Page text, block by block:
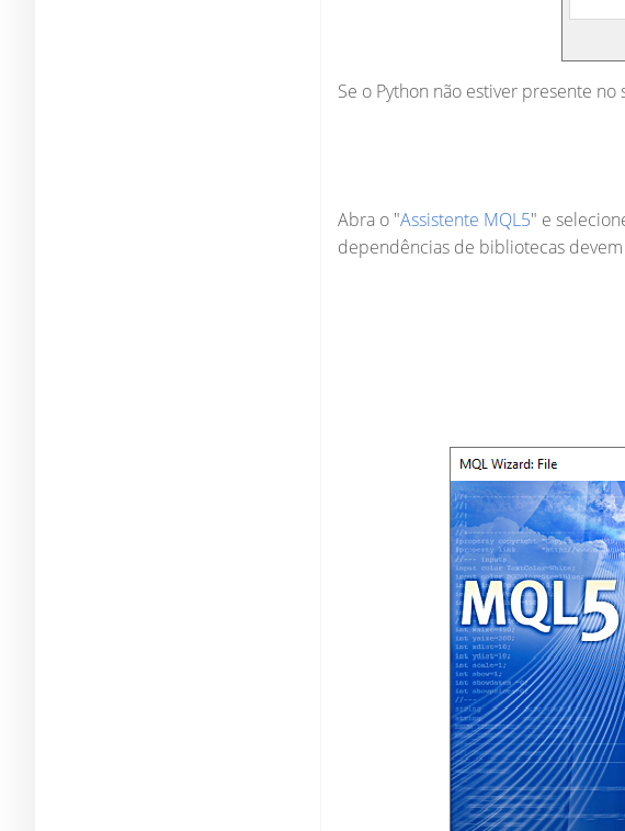
Se o Python não estiver presente
Abra o "Assistente MQL5" e
dependências de bibliotecas